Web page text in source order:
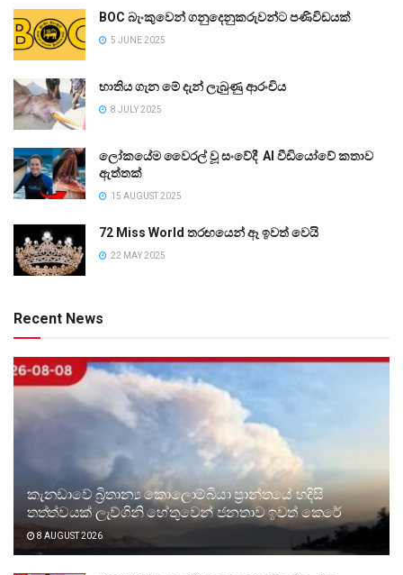
BOC බැංකුවෙන් ගනුදෙනුකරුවන්ට පණිවිඩයක්
5 JUNE 2025
භාතිය ගැන මේ දැන් ලැබුණු ආරංචිය
8 JULY 2025
ලෝකයේම වෛරල් වූ සංවේදී AI වීඩියෝවේ කතාව
ඇත්තක්
15 AUGUST 2025
72 Miss World තරඟයෙන් ඈ ඉවත් වෙයි
22 MAY 2025
Recent News
කැනඩාවේ බ්‍රිතාන්‍ය කොලොම්බියා ප්‍රාන්තයේ හදිසි
තත්ත්වයක් ලැව්ගිනි හේතුවෙන් ජනතාව ඉවත් කෙරේ
8 AUGUST 2026